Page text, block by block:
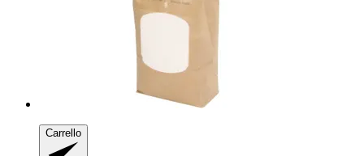
Carrello